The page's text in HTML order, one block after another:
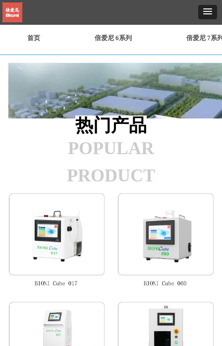
首页 倍爱尼 6系列 倍爱尼 7系
热门产品
POPULAR
PRODUCT